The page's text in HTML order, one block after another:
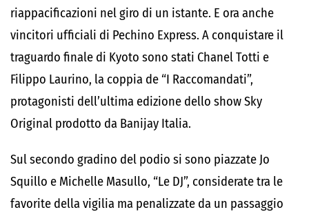
riappacificazioni nel giro di un istante. E ora anche
vincitori ufficiali di Pechino Express. A conquistare il
traguardo finale di Kyoto sono stati Chanel Totti e
Filippo Laurino, la coppia de “I Raccomandati”,
protagonisti dell’ultima edizione dello show Sky
Original prodotto da Banijay Italia.
Sul secondo gradino del podio si sono piazzate Jo
Squillo e Michelle Masullo, “Le DJ”, considerate tra le
favorite della vigilia ma penalizzate da un passaggio